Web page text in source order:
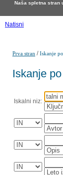
Naša spletna stran
Natisni
Prva stran /Iskanje
Iskanje
Iskalni niz: